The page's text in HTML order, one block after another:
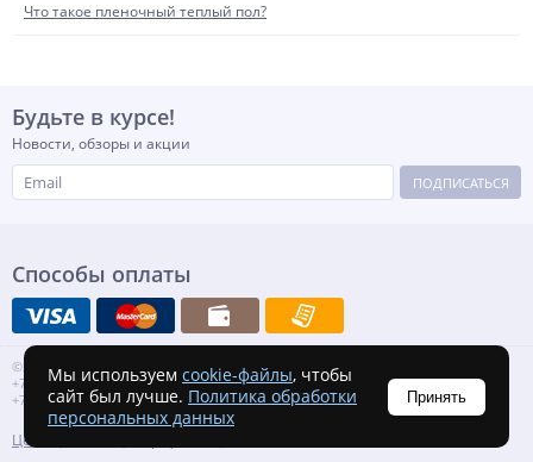
Что такое пленочный теплый пол?
Будьте в курсе!
Новости, обзоры и акции
ПОДПИСАТЬСЯ
Способы оплаты
©2006–2019 ООО "Спецмонтаж 71"
+7-495-369-46-84
+7-495-369-26-43
Цены
Мы используем cookie-файлы, чтобы
сайт был лучше. Политика обработки
персональных данных
Принять